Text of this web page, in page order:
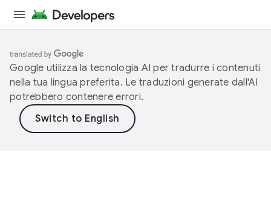
Google utilizza la tecnologia AI per tradurre i contenuti
nella tua lingua preferita. Le traduzioni generate dall'AI
potrebbero contenere errori.